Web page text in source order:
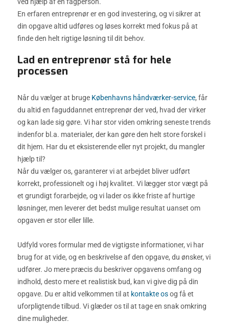
En erfaren entreprenør er en god investering, og vi sikrer at
din opgave altid udføres og løses korrekt med fokus på at
finde den helt rigtige løsning til dit behov.
Lad en entreprenør stå for hele
processen
Når du vælger at bruge Københavns håndværker-service, får
du altid en faguddannet entreprenør der ved, hvad der virker
og kan lade sig gøre. Vi har stor viden omkring seneste trends
indenfor bl.a. materialer, der kan gøre den helt store forskel i
dit hjem. Har du et eksisterende eller nyt projekt, du mangler
hjælp til?
Når du vælger os, garanterer vi at arbejdet bliver udført
korrekt, professionelt og i høj kvalitet. Vi lægger stor vægt på
et grundigt forarbejde, og vi lader os ikke friste af hurtige
løsninger, men leverer det bedst mulige resultat uanset om
opgaven er stor eller lille.
Udfyld vores formular med de vigtigste informationer, vi har
brug for at vide, og en beskrivelse af den opgave, du ønsker, vi
udfører. Jo mere præcis du beskriver opgavens omfang og
indhold, desto mere et realistisk bud, kan vi give dig på din
opgave. Du er altid velkommen til at kontakte osog få et
uforpligtende tilbud. Vi glæder os til at tage en snak omkring
dine muligheder.